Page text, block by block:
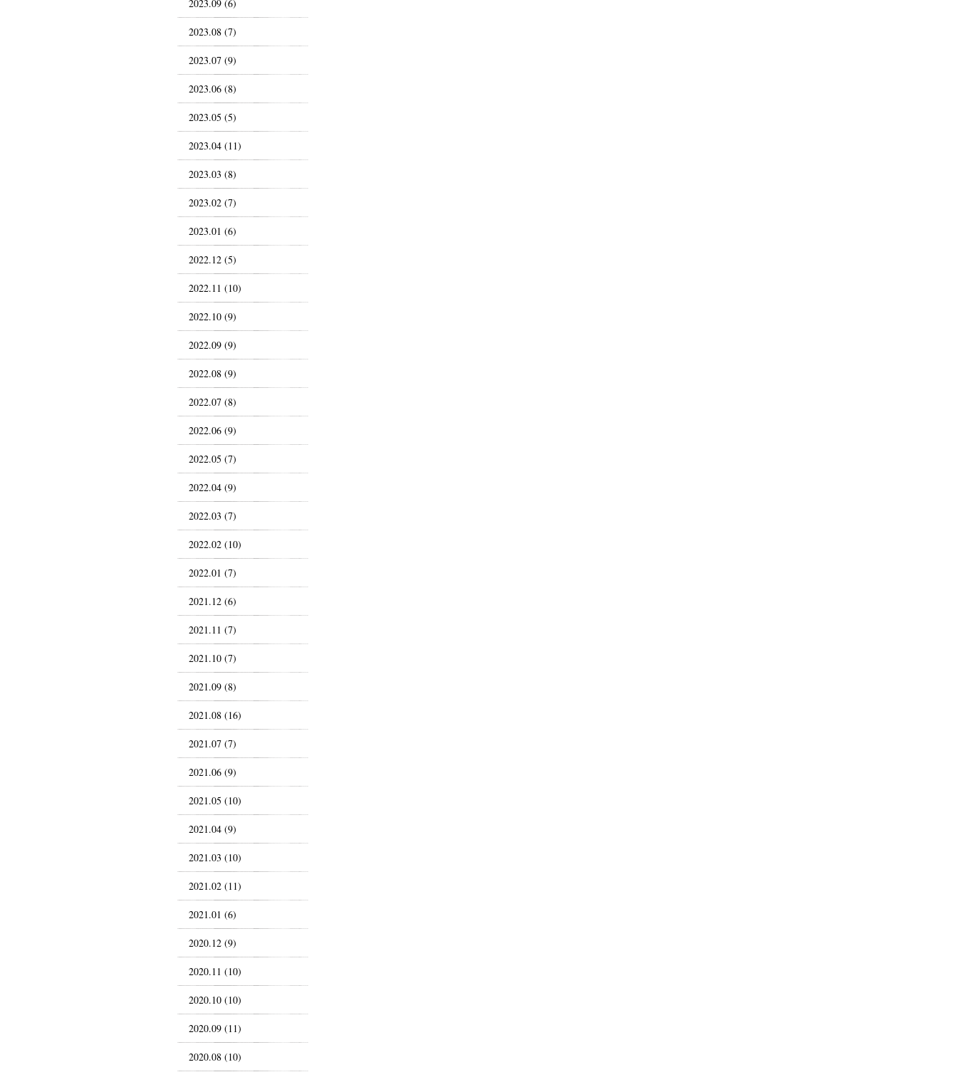
2023.09 (6)
2023.08 (7)
2023.07 (9)
2023.06 (8)
2023.05 (5)
2023.04 (11)
2023.03 (8)
2023.02 (7)
2023.01 (6)
2022.12 (5)
2022.11 (10)
2022.10 (9)
2022.09 (9)
2022.08 (9)
2022.07 (8)
2022.06 (9)
2022.05 (7)
2022.04 (9)
2022.03 (7)
2022.02 (10)
2022.01 (7)
2021.12 (6)
2021.11 (7)
2021.10 (7)
2021.09 (8)
2021.08 (16)
2021.07 (7)
2021.06 (9)
2021.05 (10)
2021.04 (9)
2021.03 (10)
2021.02 (11)
2021.01 (6)
2020.12 (9)
2020.11 (10)
2020.10 (10)
2020.09 (11)
2020.08 (10)